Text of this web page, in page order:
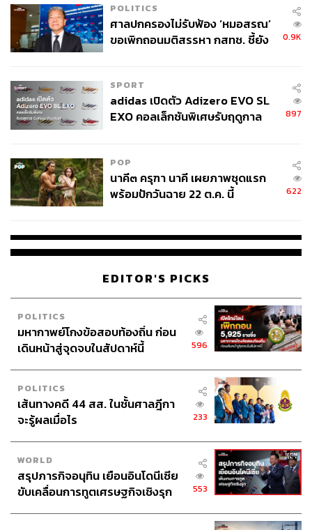
137
ABOUT THE AUTHOR
THE STANDARD TEAM
POLITICS
ศาลปกครองไม่รับฟ้อง ‘หมอสรณ’
ขอเพิกถอนมติสรรหา กสทช. ชี้ยัง
0.9K
SPORT
adidas เปิดตัว Adizero EVO SL
EXO คอลเล็กชันพิเศษรับฤดูกาล
897
POP
นาคี๓ ครุฑา นาคี เผยภาพชุดแรก
พร้อมปักวันฉาย 22 ต.ค. นี้
622
EDITOR'S PICKS
POLITICS
มหากาพย์โกงข้อสอบท้องถิ่น ก่อน
เดินหน้าสู่จุดจบในสัปดาห์นี้
596
POLITICS
เส้นทางคดี 44 สส. ในชั้นศาลฎีกา
จะรู้ผลเมื่อไร
233
WORLD
สรุปภารกิจอนุทิน เยือนอินโดนีเซีย
ขับเคลื่อนการทูตเศรษฐกิจเชิงรุก
553